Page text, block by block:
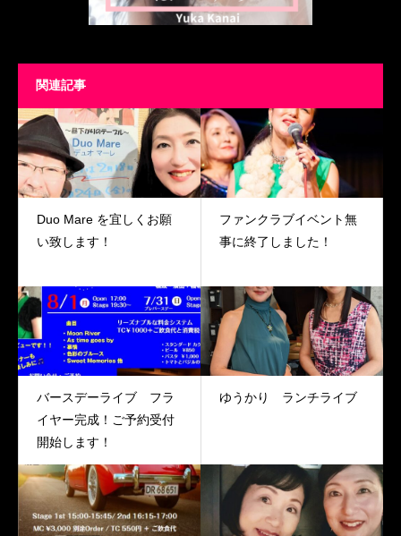
関連記事
Duo Mare を宜しくお願
い致します！
ファンクラブイベント無
事に終了しました！
バースデーライブ フラ
イヤー完成！ご予約受付
開始します！
ゆうかり ランチライブ